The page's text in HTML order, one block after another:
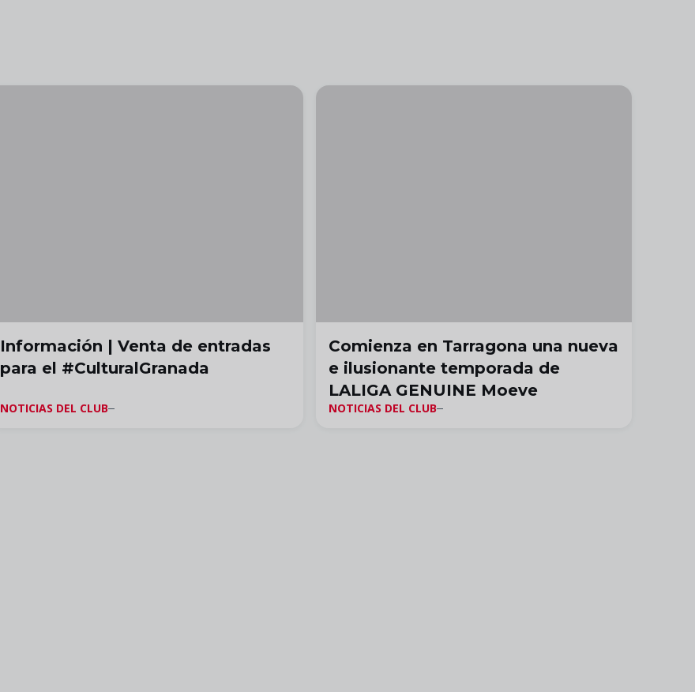
Información | Venta de entradas
para el #CulturalGranada
NOTICIAS DEL CLUB
Comienza en Tarragona una nueva
e ilusionante temporada de
LALIGA GENUINE Moeve
NOTICIAS DEL CLUB